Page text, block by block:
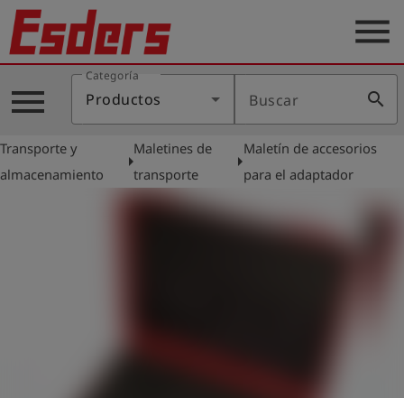
Productos
Blog
Aplicaciones
menu
menu
Categoría
Productos Buscar search
Transporte y
almacenamiento
arrow_right
Maletines de
transporte
arrow_right
Maletín de accesorios
para el adaptador